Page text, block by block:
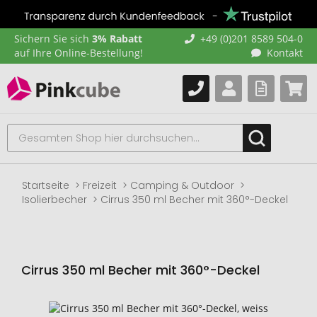
Sichern Sie sich 3% Rabatt
auf Ihre Online-Bestellung!
+49 (0)201 8589 504-0
Kontakt
Startseite Freizeit
Camping & Outdoor
Isolierbecher
Cirrus 350 ml Becher mit 360°-Deckel
Cirrus 350 ml Becher mit 360°-Deckel